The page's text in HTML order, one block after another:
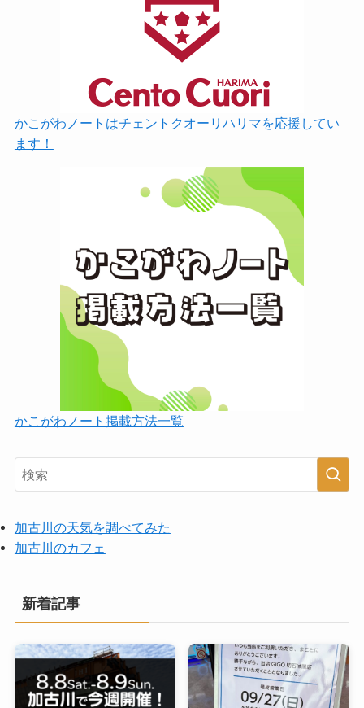
かこがわノートはチェントクオーリハリマを応援してい
ます！
かこがわノート掲載方法一覧
加古川の天気を調べてみた
加古川のカフェ
新着記事